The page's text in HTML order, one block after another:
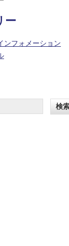
ー
ンフォメーション